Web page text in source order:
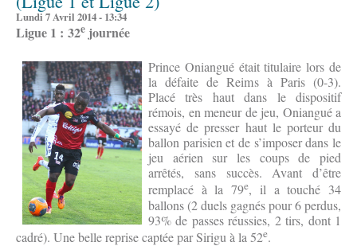
Lundi 7 Avril 2014 - 13:34
Ligue 1 : 32e journée
Prince Oniangué était titulaire lors de
la défaite de Reims à Paris (0-3).
Placé très haut dans le dispositif
rémois, en meneur de jeu, Oniangué a
essayé de presser haut le porteur du
ballon parisien et de s’imposer dans le
jeu aérien sur les coups de pied
arrêtés, sans succès. Avant d’être
remplacé à la 79e, il a touché 34
ballons (2 duels gagnés pour 6 perdus,
93% de passes réussies, 2 tirs, dont 1
cadré). Une belle reprise captée par Sirigu à la 52e.